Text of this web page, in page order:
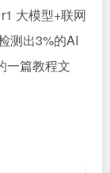
大模型+联网
测出3%的AI
一篇教程文